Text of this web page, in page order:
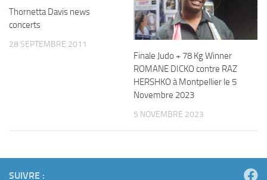
Thornetta Davis news
concerts
28 SEPTEMBRE 2011
Finale Judo + 78 Kg Winner
ROMANE DICKO contre RAZ
HERSHKO à Montpellier le 5
Novembre 2023
5 NOVEMBRE 2023
SUIVRE :